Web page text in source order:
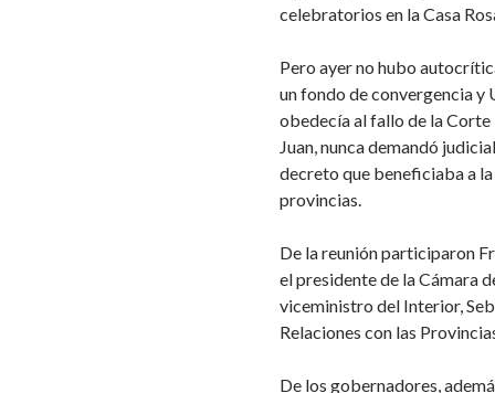
celebratorios en la Casa
Pero ayer no hubo
un fondo de convergencia y
obedecía al fallo de la Corte
Juan, nunca demandó
decreto que beneficiaba a
provincias.
De la reunión participaron
el presidente de la Cámara
viceministro del Interior,
Relaciones con las
De los gobernadores,